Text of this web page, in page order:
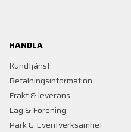
HANDLA
Kundtjänst
Betalningsinformation
Frakt & leverans
Lag & Förening
Park & Eventverksamhet